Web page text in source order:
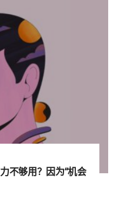
不够用？因为“机会